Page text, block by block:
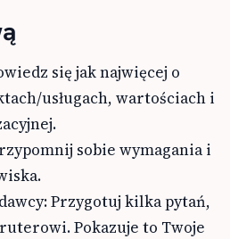
się jak najwięcej o
usługach, wartościach i
sobie wymagania i
Przygotuj kilka pytań,
Pokazuje to Twoje